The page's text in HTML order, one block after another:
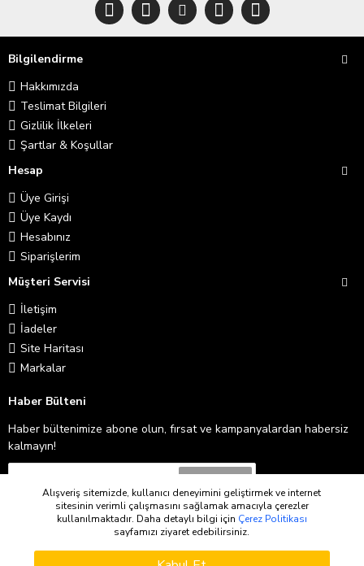
Bilgilendirme
Hakkımızda
Teslimat Bilgileri
Gizlilik İlkeleri
Şartlar & Koşullar
Hesap
Üye Girişi
Üye Kaydı
Hesabınız
Siparişlerim
Müşteri Servisi
İletişim
İadeler
Site Haritası
Markalar
Haber Bülteni
Haber bültenimize abone olun, fırsat ve kampanyalardan habersiz
kalmayın!
Abone Ol
Gizlilik İlkeleri 'ni okudum ve kabul ediyorum.
Copyright © 2026
Alışveriş sitemizde, kullanıcı deneyimini geliştirmek ve internet
sitesinin verimli çalışmasını sağlamak amacıyla çerezler
kullanılmaktadır. Daha detaylı bilgi için Çerez Politikası
sayfamızı ziyaret edebilirsiniz.